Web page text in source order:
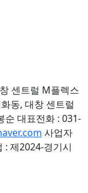
센트럴 M플렉스
동, 대창 센트럴
순 대표전화 : 031-
사업자
: 제2024-경기시